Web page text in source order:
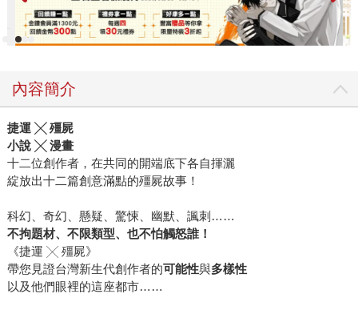
內容簡介
捷運 ╳殭屍
小說 ╳漫畫
十二位創作者，在共同的開端底下各自揮灑
綻放出十二篇創意滿點的殭屍故事！
科幻、奇幻、懸疑、驚悚、幽默、諷刺……
不拘題材、不限類型、也不怕觸怒誰！
《捷運 ╳ 殭屍》
帶您見證台灣新生代創作者的可能性與多樣性
以及他們眼裡的這座都市……